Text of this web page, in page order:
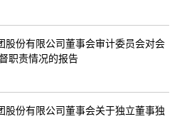
股份有限公司董事会审计委员会对会
职责情况的报告
股份有限公司董事会关于独立董事独